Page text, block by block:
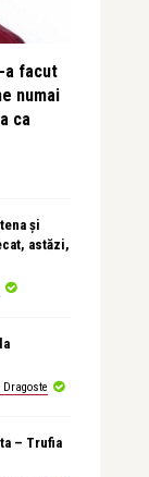
a facut
numai
ca
și
astăzi,
– Trufia